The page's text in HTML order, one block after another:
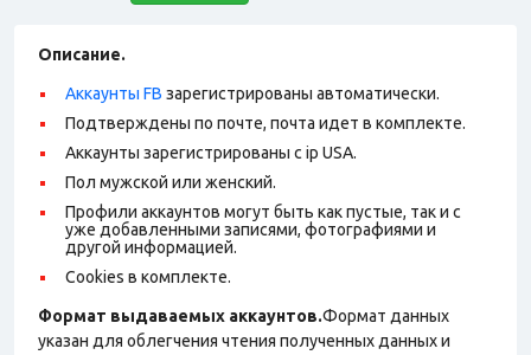
Описание.
Аккаунты FB зарегистрированы автоматически.
Подтверждены по почте, почта идет в комплекте.
Аккаунты зарегистрированы с ip USA.
Пол мужской или женский.
Профили аккаунтов могут быть как пустые, так и с
уже добавленными записями, фотографиями и
другой информацией.
Cookies в комплекте.
Формат выдаваемых аккаунтов.Формат данных
указан для облегчения чтения полученных данных и